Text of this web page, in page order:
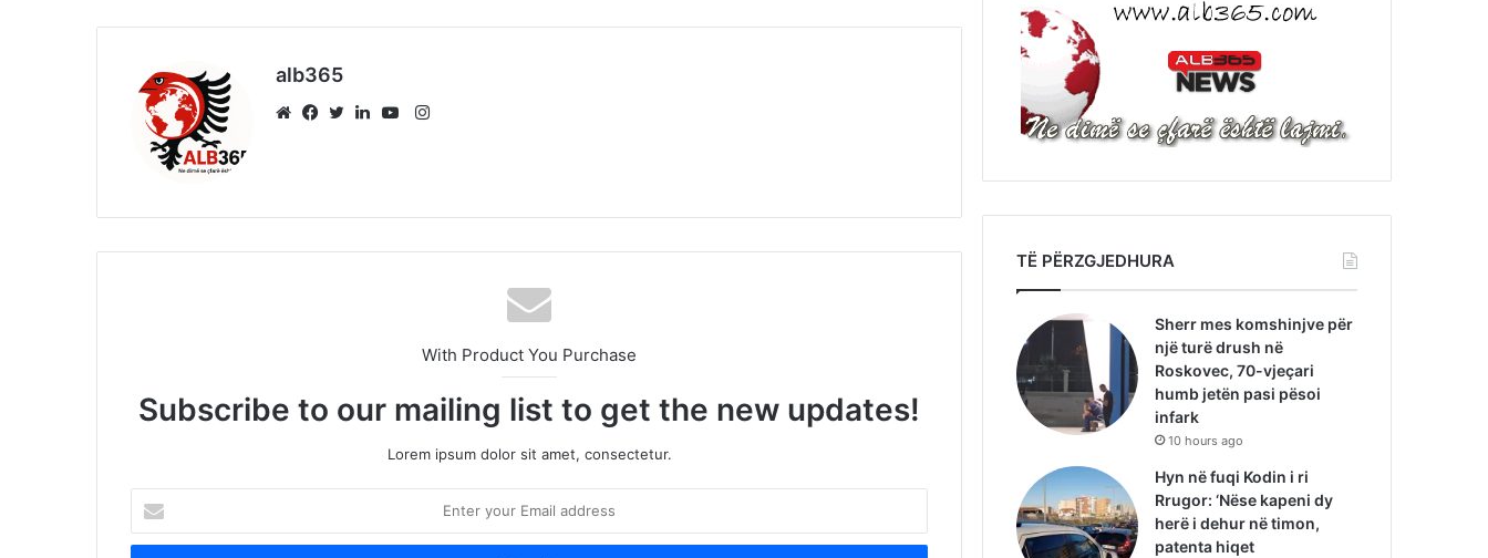
alb365
Instagram
With Product You Purchase
Subscribe to our mailing list to get the new updates!
Lorem ipsum dolor sit amet, consectetur.
your
Email
TË PËRZGJEDHURA
Sherr mes komshinjve për
një turë drush në
Roskovec, 70-vjeçari
humb jetën pasi pësoi
infark
10 hours ago
Hyn në fuqi Kodin i ri
Rrugor: ‘Nëse kapeni dy
herë i dehur në timon,
patenta hiqet